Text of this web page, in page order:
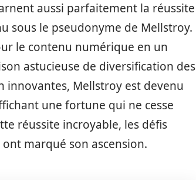
aussi parfaitement la réussite
sous le pseudonyme de Mellstroy.
le contenu numérique en un
astucieuse de diversification des
innovantes, Mellstroy est devenu
une fortune qui ne cesse
réussite incroyable, les défis
marqué son ascension.